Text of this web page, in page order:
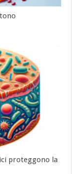
proteggono la